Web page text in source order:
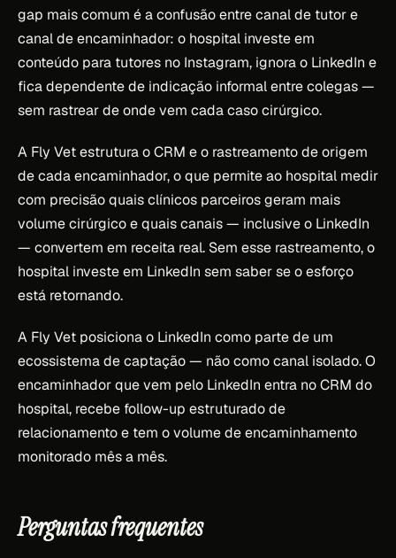
gap mais comum é a confusão entre canal de tutor e
canal de encaminhador: o hospital investe em
conteúdo para tutores no Instagram, ignora o LinkedIn e
fica dependente de indicação informal entre colegas —
sem rastrear de onde vem cada caso cirúrgico.
A Fly Vet estrutura o CRM e o rastreamento de origem
de cada encaminhador, o que permite ao hospital medir
com precisão quais clínicos parceiros geram mais
volume cirúrgico e quais canais — inclusive o LinkedIn
— convertem em receita real. Sem esse rastreamento, o
hospital investe em LinkedIn sem saber se o esforço
está retornando.
A Fly Vet posiciona o LinkedIn como parte de um
ecossistema de captação — não como canal isolado. O
encaminhador que vem pelo LinkedIn entra no CRM do
hospital, recebe follow-up estruturado de
relacionamento e tem o volume de encaminhamento
monitorado mês a mês.
Perguntas frequentes